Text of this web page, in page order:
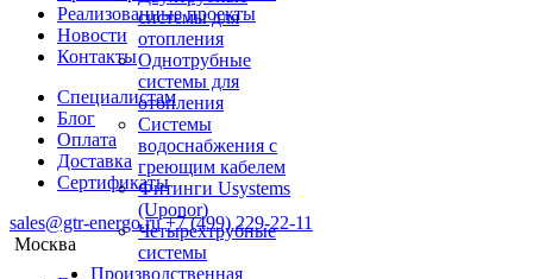
системы для
отопления
Однотрубные
системы для
отопления
Системы
водоснабжения с
греющим кабелем
Фитинги Usystems
(Uponor)
Четырехтрубные
системы
Производственная
Реализованные проекты
Новости
Контакты
Специалистам
Блог
Оплата
Доставка
Сертификаты
sales@gtr-energo.ru +7 (499) 229-22-11
Москва